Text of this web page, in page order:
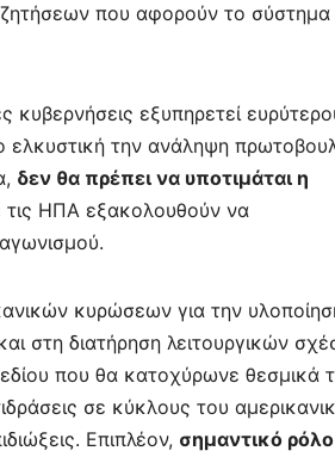
που αφορούν το σύστημα
κυβερνήσεις εξυπηρετεί
ελκυστική την ανάληψη
δεν θα πρέπει να υποτιμάται η
τις ΗΠΑ εξακολουθούν να
κυρώσεων για την
στη διατήρηση λειτουργικών
που θα κατοχύρωνε θεσμικά
σε κύκλους του
Επιπλέον, σημαντικό ρόλο